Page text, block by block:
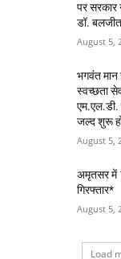
पर सरकार
डॉ.
August 5,
भगवंत मान
स्वच्छता
एम.एल.डी.
जल्द शुरू
August 5,
अमृतसर में
गिरफ्तार*
August 5,
Load